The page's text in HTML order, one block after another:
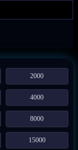
2000
4000
8000
15000